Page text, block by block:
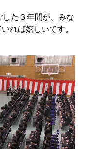
た３年間が、みな
れば嬉しいです。